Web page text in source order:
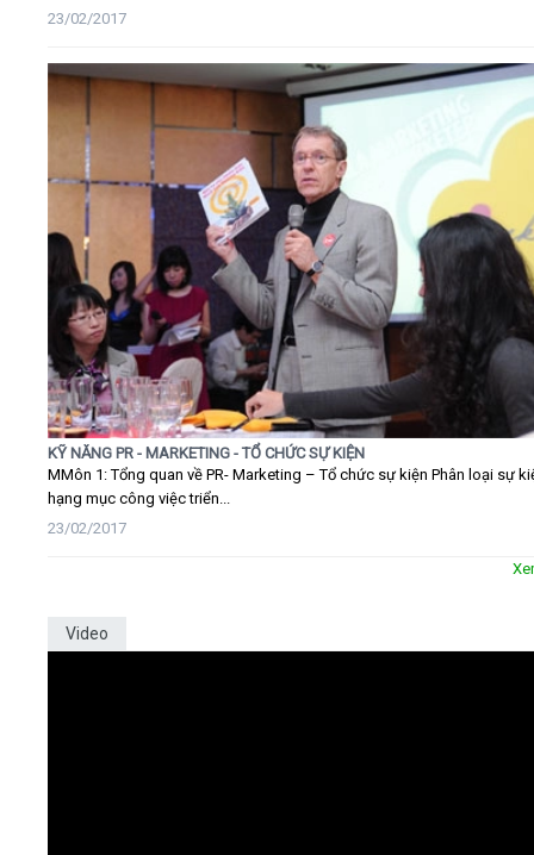
23/02/2017
KỸ NĂNG PR - MARKETING - TỔ CHỨC SỰ KIỆN
MMôn 1: Tổng quan về PR- Marketing – Tổ chức sự kiện Phân loại sự
hạng mục công việc triển...
23/02/2017
Video